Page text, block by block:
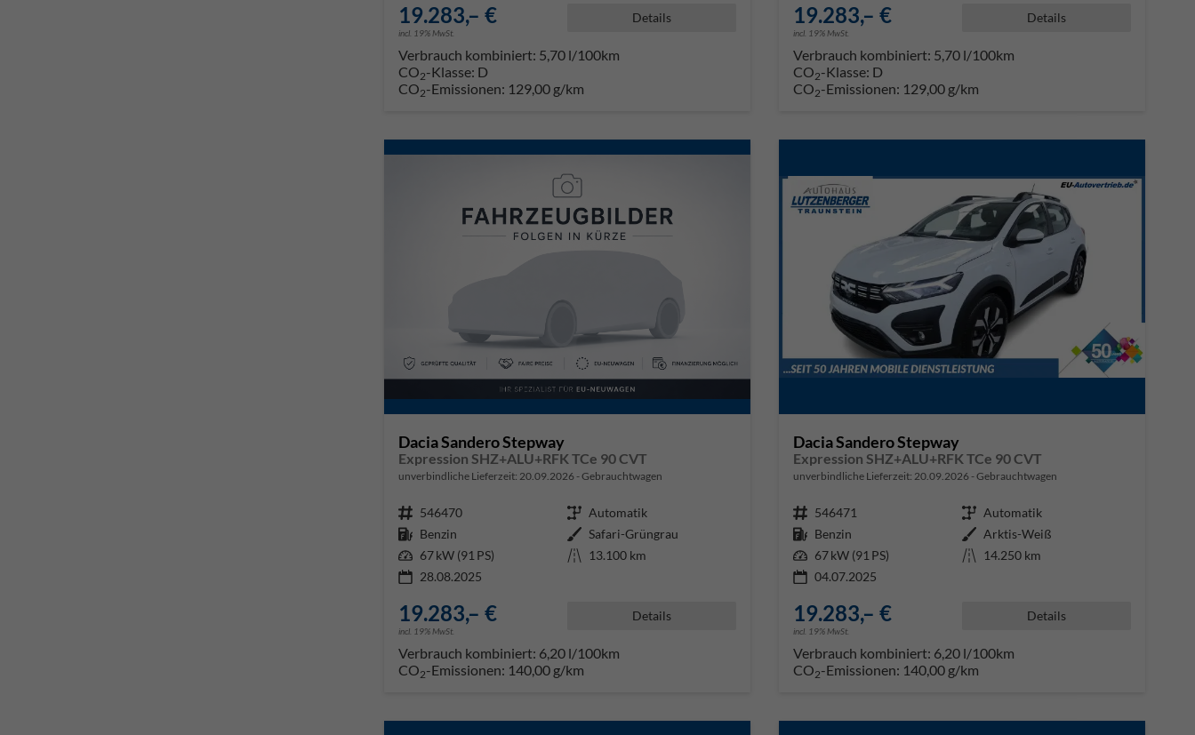
19.283,– €
incl. 19% MwSt.
Details
Verbrauch kombiniert: 5,70 l/100km
CO2-Klasse: D
CO2-Emissionen: 129,00 g/km
19.283,– €
incl. 19% MwSt.
Details
Verbrauch kombiniert: 5,70 l/100km
CO2-Klasse: D
CO2-Emissionen: 129,00 g/km
Dacia Sandero Stepway
Expression SHZ+ALU+RFK TCe 90 CVT
unverbindliche Lieferzeit: 20.09.2026 Gebrauchtwagen
Fahrzeugnr. 546470 Getriebe Automatik
Kraftstoff Benzin Außenfarbe Safari-Grüngrau
Leistung 67 kW (91 PS) Kilometerstand 13.100 km
28.08.2025
19.283,– €
incl. 19% MwSt.
Details
Verbrauch kombiniert: 6,20 l/100km
CO2-Emissionen: 140,00 g/km
Dacia Sandero Stepway
Expression SHZ+ALU+RFK TCe 90 CVT
unverbindliche Lieferzeit: 20.09.2026 Gebrauchtwagen
Fahrzeugnr. 546471 Getriebe Automatik
Kraftstoff Benzin Außenfarbe Arktis-Weiß
Leistung 67 kW (91 PS) Kilometerstand 14.250 km
04.07.2025
19.283,– €
incl. 19% MwSt.
Details
Verbrauch kombiniert: 6,20 l/100km
CO2-Emissionen: 140,00 g/km